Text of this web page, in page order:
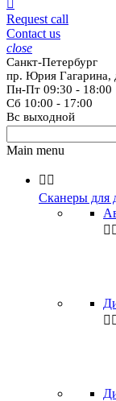

Request call
Contact us
close
Санкт-Петербург
пр. Юрия Гагарина,
Пн-Пт 09:30 - 18:00
Сб 10:00 - 17:00
Вс выходной
Main menu
 
Сканеры для

